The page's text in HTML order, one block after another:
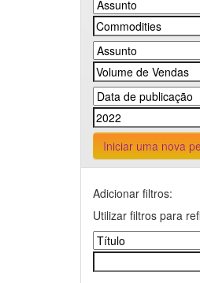
Iniciar uma nova
Adicionar filtros:
Utilizar filtros para